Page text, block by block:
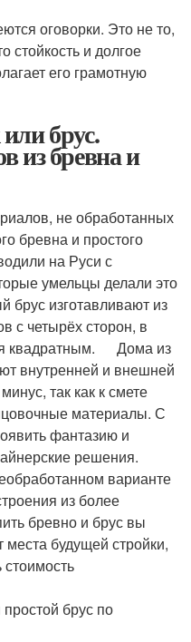
оговорки. Это не то,
стойкость и долгое
его грамотную
брус.
из бревна и
не обработанных
бревна и простого
на Руси с
умельцы делали это
брус изготавливают из
с четырёх сторон, в
квадратным. Дома из
внутренней и внешней
так как к смете
материалы. С
фантазию и
решения.
варианте
из более
бревно и брус вы
места будущей стройки,
стоимость
брус по